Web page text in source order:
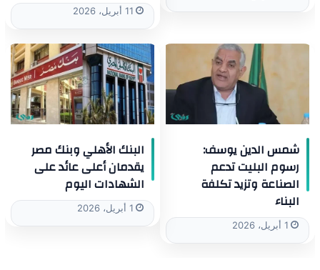
11 أبريل، 2026
شمس الدين يوسف:
رسوم البليت تدعم
الصناعة وتزيد تكلفة
البناء
1 أبريل، 2026
البنك الأهلي وبنك مصر
يقدمان أعلى عائد على
الشهادات اليوم
1 أبريل، 2026